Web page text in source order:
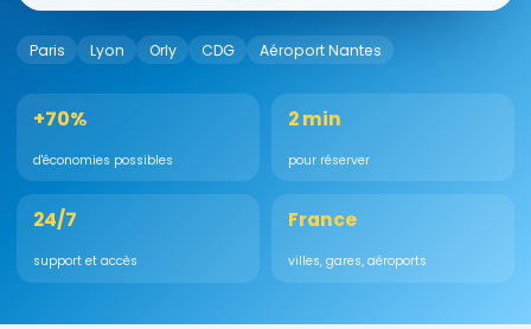
Paris Lyon Orly CDG Aéroport Nantes
+70%
d'économies possibles
2 min
pour réserver
24/7
support et accès
France
villes, gares, aéroports